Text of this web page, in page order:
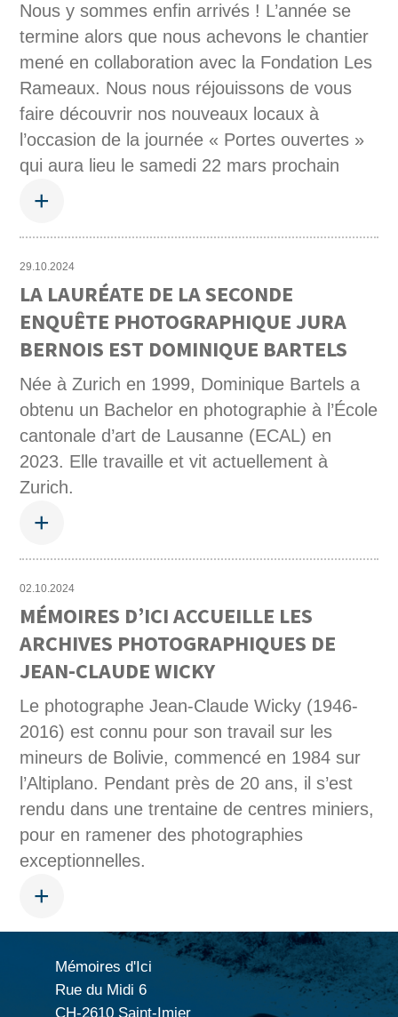
Nous y sommes enfin arrivés ! L’année se
termine alors que nous achevons le chantier
mené en collaboration avec la Fondation Les
Rameaux. Nous nous réjouissons de vous
faire découvrir nos nouveaux locaux à
l’occasion de la journée « Portes ouvertes »
qui aura lieu le samedi 22 mars prochain
+
29.10.2024
LA LAURÉATE DE LA SECONDE
ENQUÊTE PHOTOGRAPHIQUE JURA
BERNOIS EST DOMINIQUE BARTELS
Née à Zurich en 1999, Dominique Bartels a
obtenu un Bachelor en photographie à l’École
cantonale d’art de Lausanne (ECAL) en
2023. Elle travaille et vit actuellement à
Zurich.
+
02.10.2024
MÉMOIRES D’ICI ACCUEILLE LES
ARCHIVES PHOTOGRAPHIQUES DE
JEAN-CLAUDE WICKY
Le photographe Jean-Claude Wicky (1946-
2016) est connu pour son travail sur les
mineurs de Bolivie, commencé en 1984 sur
l’Altiplano. Pendant près de 20 ans, il s’est
rendu dans une trentaine de centres miniers,
pour en ramener des photographies
exceptionnelles.
+
Mémoires d'Ici
Rue du Midi 6
CH-2610 Saint-Imier